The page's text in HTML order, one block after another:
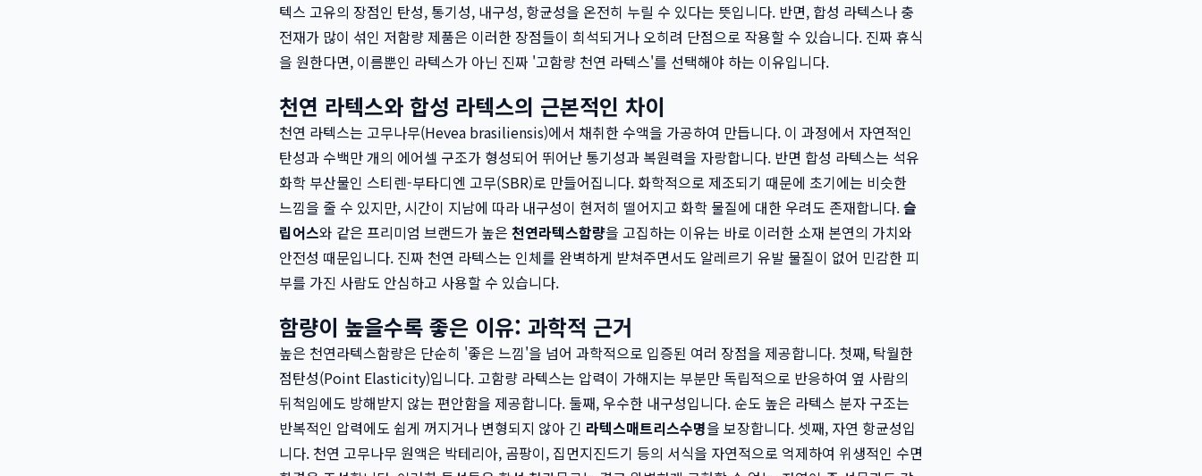
텍스 고유의 장점인 탄성, 통기성, 내구성, 항균성을 온전히 누릴 수 있다는 뜻입니다. 반면, 합성 라텍스나 충
전재가 많이 섞인 저함량 제품은 이러한 장점들이 희석되거나 오히려 단점으로 작용할 수 있습니다. 진짜 휴식
을 원한다면, 이름뿐인 라텍스가 아닌 진짜 '고함량 천연 라텍스'를 선택해야 하는 이유입니다.
천연 라텍스와 합성 라텍스의 근본적인 차이
천연 라텍스는 고무나무(Hevea brasiliensis)에서 채취한 수액을 가공하여 만듭니다. 이 과정에서 자연적인
탄성과 수백만 개의 에어셀 구조가 형성되어 뛰어난 통기성과 복원력을 자랑합니다. 반면 합성 라텍스는 석유
화학 부산물인 스티렌-부타디엔 고무(SBR)로 만들어집니다. 화학적으로 제조되기 때문에 초기에는 비슷한
느낌을 줄 수 있지만, 시간이 지남에 따라 내구성이 현저히 떨어지고 화학 물질에 대한 우려도 존재합니다.슬
립어스와 같은 프리미엄 브랜드가 높은 천연라텍스함량을 고집하는 이유는 바로 이러한 소재 본연의 가치와
안전성 때문입니다. 진짜 천연 라텍스는 인체를 완벽하게 받쳐주면서도 알레르기 유발 물질이 없어 민감한 피
부를 가진 사람도 안심하고 사용할 수 있습니다.
함량이 높을수록 좋은 이유: 과학적 근거
높은 천연라텍스함량은 단순히 '좋은 느낌'을 넘어 과학적으로 입증된 여러 장점을 제공합니다. 첫째, 탁월한
점탄성(Point Elasticity)입니다. 고함량 라텍스는 압력이 가해지는 부분만 독립적으로 반응하여 옆 사람의
뒤척임에도 방해받지 않는 편안함을 제공합니다. 둘째, 우수한 내구성입니다. 순도 높은 라텍스 분자 구조는
반복적인 압력에도 쉽게 꺼지거나 변형되지 않아 긴 라텍스매트리스수명을 보장합니다. 셋째, 자연 항균성입
니다. 천연 고무나무 원액은 박테리아, 곰팡이, 집먼지진드기 등의 서식을 자연적으로 억제하여 위생적인 수면